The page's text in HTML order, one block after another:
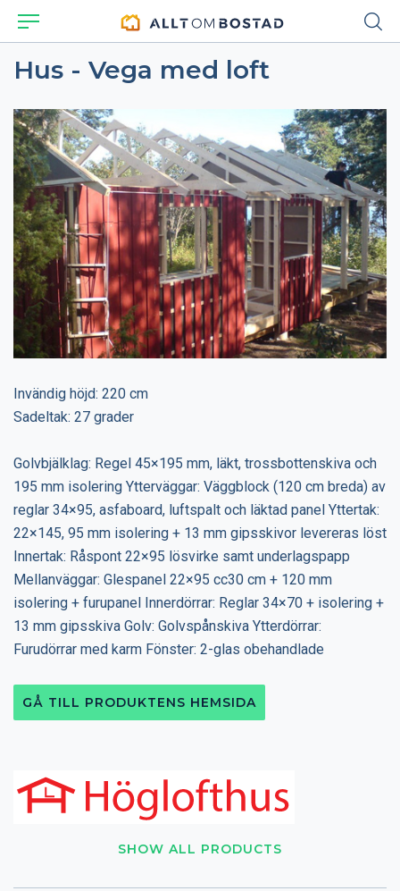
Hus - Vega med loft
SHOW ALL PRODUCTS
Invändig höjd: 220 cm
Sadeltak: 27 grader
Golvbjälklag: Regel 45×195 mm, läkt, trossbottenskiva och
195 mm isolering Ytterväggar: Väggblock (120 cm breda) av
reglar 34×95, asfaboard, luftspalt och läktad panel Yttertak:
22×145, 95 mm isolering + 13 mm gipsskivor levereras löst
Innertak: Råspont 22×95 lösvirke samt underlagspapp
Mellanväggar: Glespanel 22×95 cc30 cm + 120 mm
isolering + furupanel Innerdörrar: Reglar 34×70 + isolering +
13 mm gipsskiva Golv: Golvspånskiva Ytterdörrar:
Furudörrar med karm Fönster: 2-glas obehandlade
GÅ TILL PRODUKTENS HEMSIDA